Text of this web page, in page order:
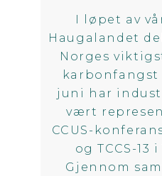
I løpet av
Haugalandet
Norges
juni har
vært
CCUS-
og TCCS-13
Gjennom